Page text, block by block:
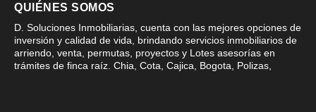
QUIÉNES SOMOS
D. Soluciones Inmobiliarias, cuenta con las mejores opciones de
inversión y calidad de vida, brindando servicios inmobiliarios de
arriendo, venta, permutas, proyectos y Lotes asesorías en
trámites de finca raíz. Chia, Cota, Cajica, Bogota, Polizas,